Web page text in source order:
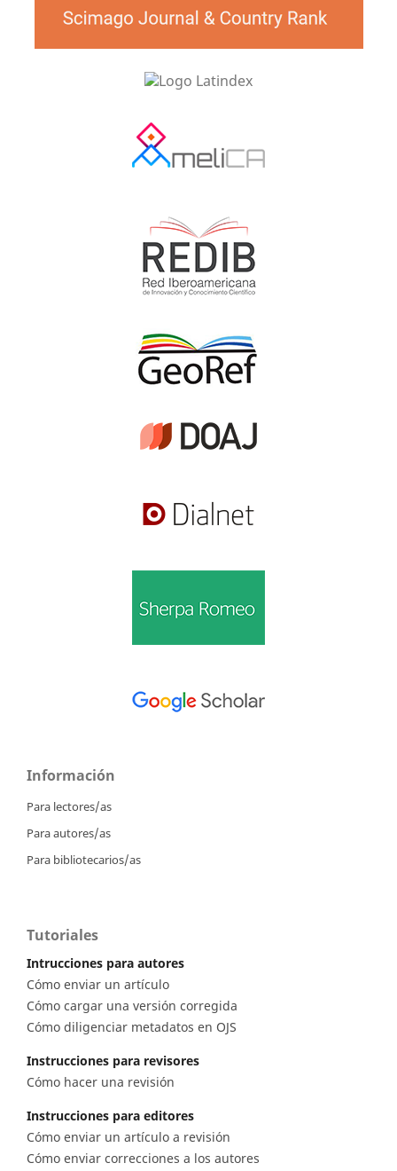
Información
Para lectores/as
Para autores/as
Para bibliotecarios/as
Tutoriales
Intrucciones para autores
Cómo enviar un artículo
Cómo cargar una versión corregida
Cómo diligenciar metadatos en OJS
Instrucciones para revisores
Cómo hacer una revisión
Instrucciones para editores
Cómo enviar un artículo a revisión
Cómo enviar correcciones a los autores